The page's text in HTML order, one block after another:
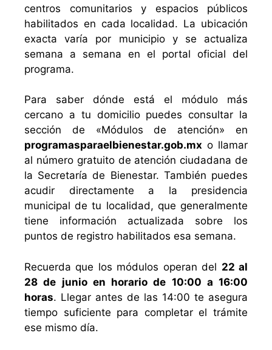
centros comunitarios y espacios públicos
habilitados en cada localidad. La ubicación
exacta varía por municipio y se actualiza
semana a semana en el portal oficial del
programa.
Para saber dónde está el módulo más
cercano a tu domicilio puedes consultar la
sección de «Módulos de atención» en
programasparaelbienestar.gob.mx o llamar
al número gratuito de atención ciudadana de
la Secretaría de Bienestar. También puedes
acudir directamente a la presidencia
municipal de tu localidad, que generalmente
tiene información actualizada sobre los
puntos de registro habilitados esa semana.
Recuerda que los módulos operan del 22 al
28 de junio en horario de 10:00 a 16:00
horas. Llegar antes de las 14:00 te asegura
tiempo suficiente para completar el trámite
ese mismo día.